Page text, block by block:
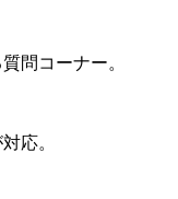
問コーナー。
応。